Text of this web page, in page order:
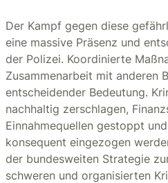
Der Kampf gegen diese
eine massive Präsenz und
der Polizei. Koordinierte
Zusammenarbeit mit anderen
entscheidender Bedeutung.
nachhaltig zerschlagen,
Einnahmequellen gestoppt
konsequent eingezogen
der bundesweiten Strategie
schweren und organisierten